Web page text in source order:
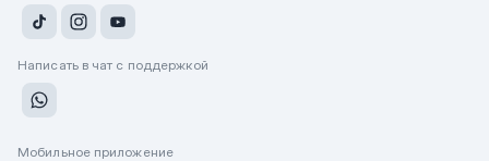
Написать в чат с поддержкой
Мобильное приложение